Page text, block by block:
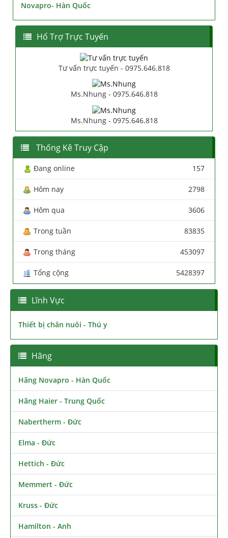
Novapro- Hàn Quốc
Hổ Trợ Trực Tuyến
Tư vấn trực tuyến - 0975.646.818
Ms.Nhung - 0975.646.818
Ms.Nhung - 0975.646.818
Thống Kê Truy Cập
Đang online 157
Hôm nay 2798
Hôm qua 3606
Trong tuần 83835
Trong tháng 453097
Tổng cộng 5428397
Lĩnh Vực
Thiết bị chăn nuôi - Thú y
Hãng
Hãng Novapro - Hàn Quốc
Hãng Haier - Trung Quốc
Nabertherm - Đức
Elma - Đức
Hettich - Đức
Memmert - Đức
Kruss - Đức
Hamilton - Anh